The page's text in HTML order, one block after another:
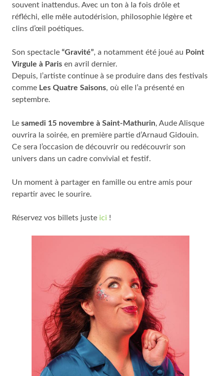
souvent inattendus. Avec un ton à la fois drôle et
réfléchi, elle mêle autodérision, philosophie légère et
clins d’œil poétiques.
Son spectacle“Gravité”, a notamment été joué au Point
Virgule à Paris en avril dernier.
Depuis, l’artiste continue à se produire dans des festivals
comme Les Quatre Saisons, où elle l’a présenté en
septembre.
Lesamedi 15 novembre à Saint-Mathurin, Aude Alisque
ouvrira la soirée, en première partie d’Arnaud Gidouin.
Ce sera l’occasion de découvrir ou redécouvrir son
univers dans un cadre convivial et festif.
Un moment à partager en famille ou entre amis pour
repartir avec le sourire.
Réservez vos billets juste ici !